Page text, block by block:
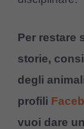
Per restare
storie,
degli
profili
vuoi dare